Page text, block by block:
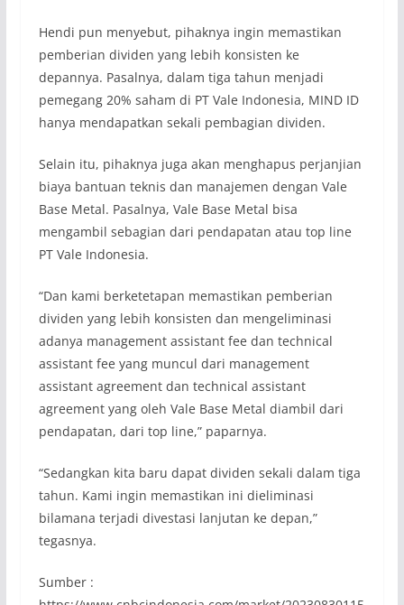
Hendi pun menyebut, pihaknya ingin memastikan
pemberian dividen yang lebih konsisten ke
depannya. Pasalnya, dalam tiga tahun menjadi
pemegang 20% saham di PT Vale Indonesia, MIND ID
hanya mendapatkan sekali pembagian dividen.
Selain itu, pihaknya juga akan menghapus perjanjian
biaya bantuan teknis dan manajemen dengan Vale
Base Metal. Pasalnya, Vale Base Metal bisa
mengambil sebagian dari pendapatan atau top line
PT Vale Indonesia.
“Dan kami berketetapan memastikan pemberian
dividen yang lebih konsisten dan mengeliminasi
adanya management assistant fee dan technical
assistant fee yang muncul dari management
assistant agreement dan technical assistant
agreement yang oleh Vale Base Metal diambil dari
pendapatan, dari top line,” paparnya.
“Sedangkan kita baru dapat dividen sekali dalam tiga
tahun. Kami ingin memastikan ini dieliminasi
bilamana terjadi divestasi lanjutan ke depan,”
tegasnya.
Sumber :